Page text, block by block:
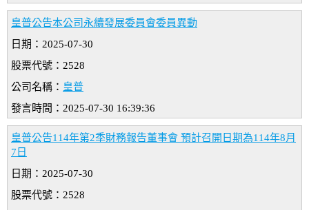
皇普公告本公司永續發展委員會委員異動
日期：2025-07-30
股票代號：2528
公司名稱： 皇普
發言時間：2025-07-30 16:39:36
皇普公告114年第2季財務報告董事會 預計召開日期為114年8月
7日
日期：2025-07-30
股票代號：2528